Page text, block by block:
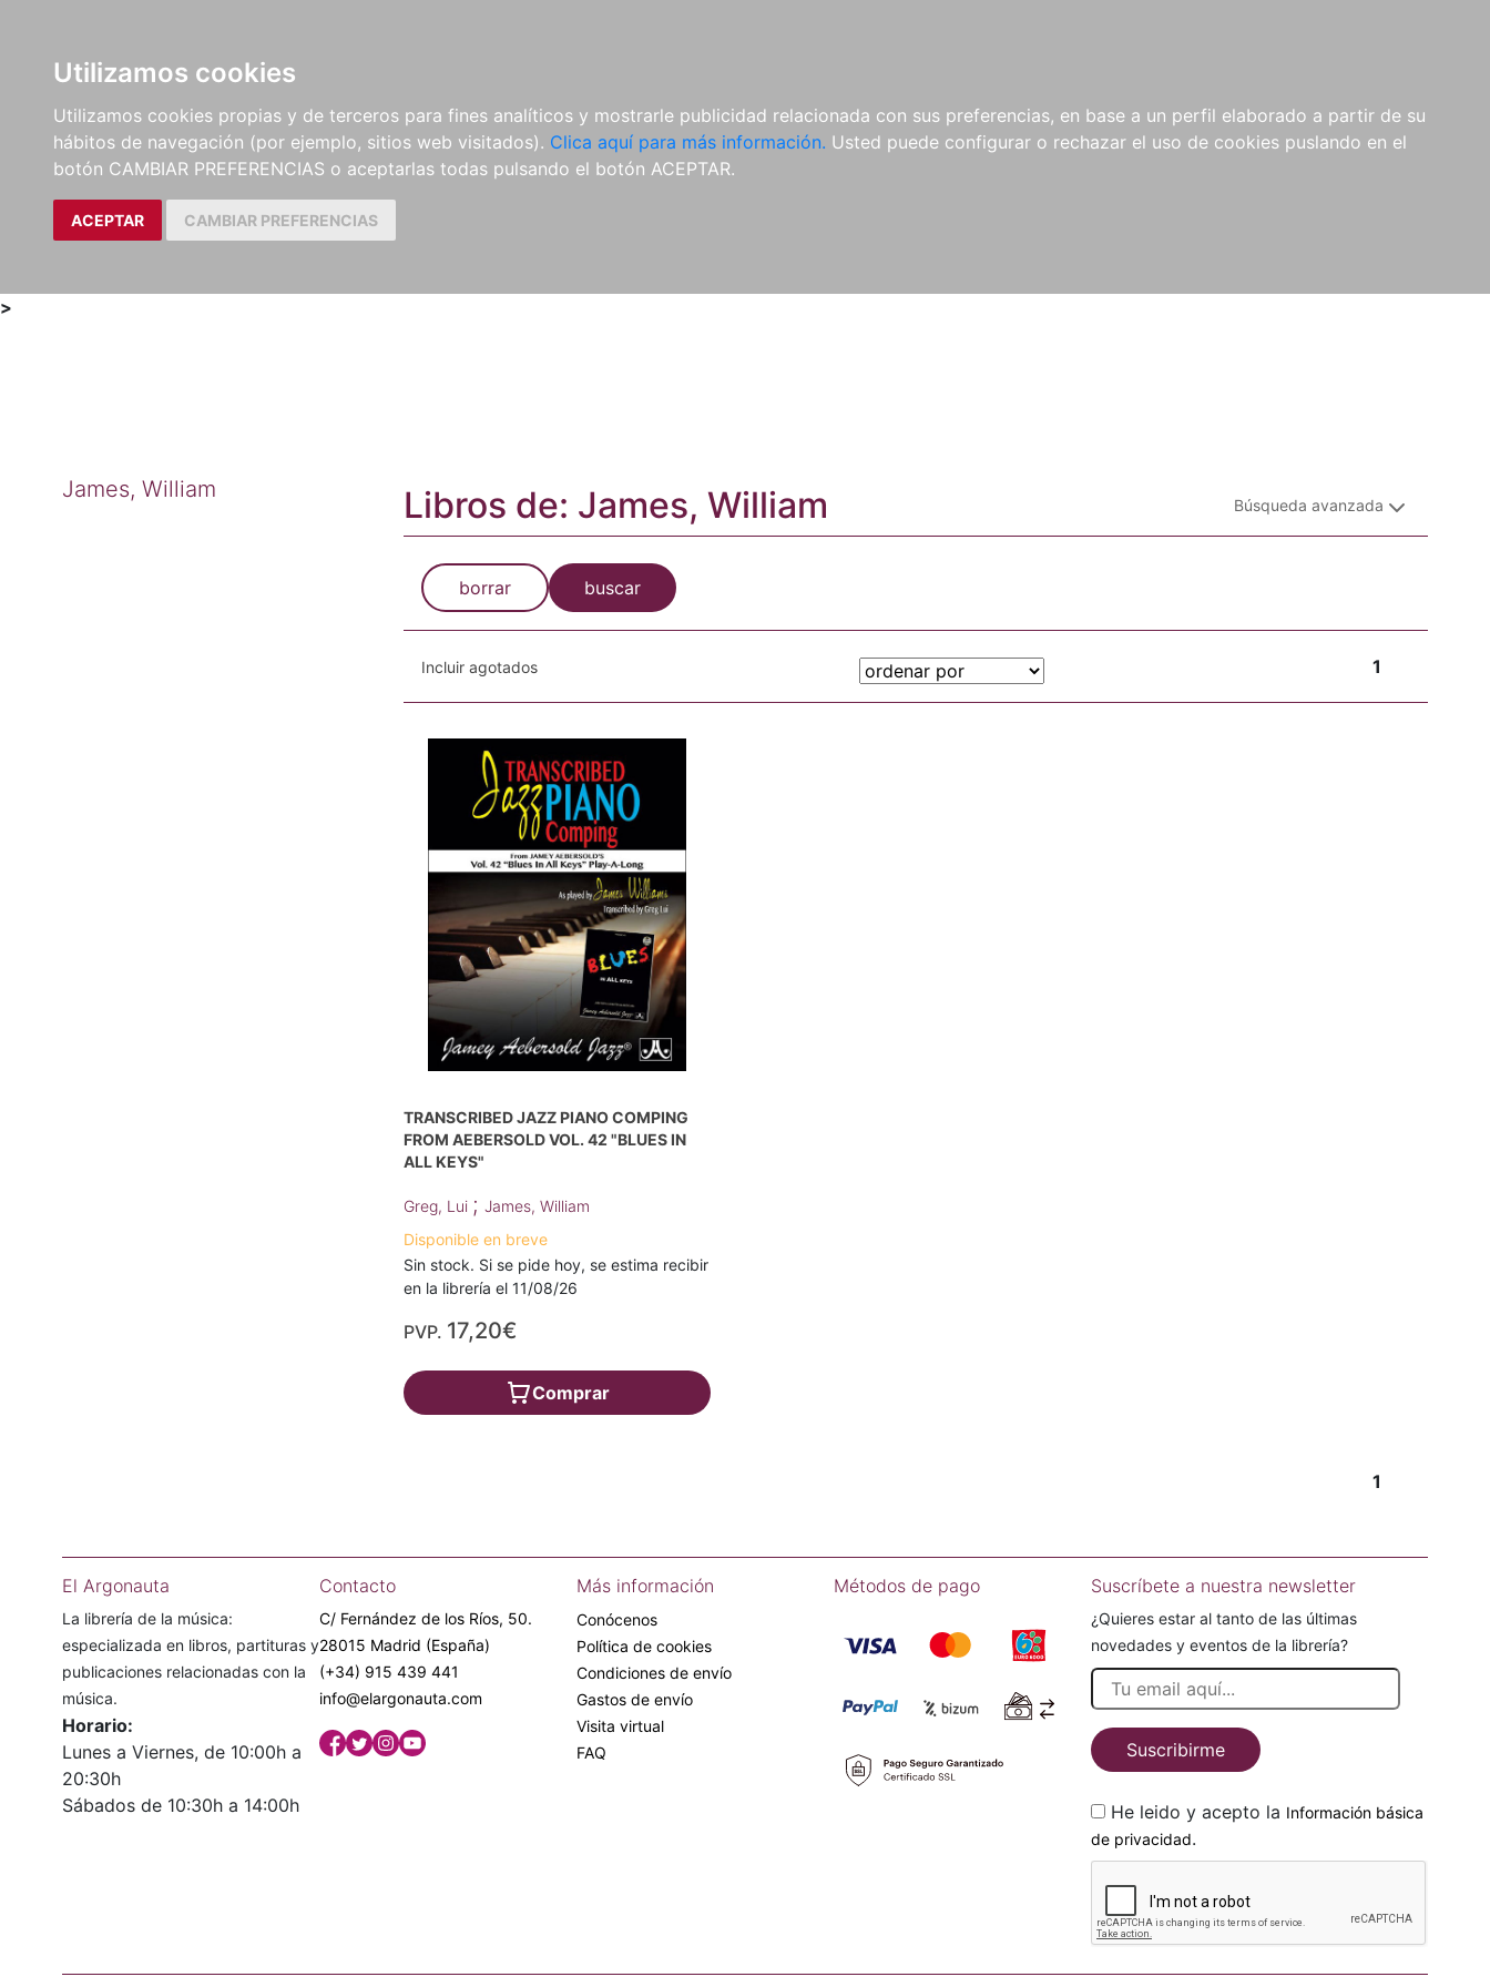
Utilizamos cookies
Utilizamos cookies propias y de terceros para fines analíticos y mostrarle publicidad relacionada con sus preferencias, en base a un perfil elaborado a partir de su
hábitos de navegación (por ejemplo, sitios web visitados). Clica aquí para más información. Usted puede configurar o rechazar el uso de cookies puslando en el
botón CAMBIAR PREFERENCIAS o aceptarlas todas pulsando el botón ACEPTAR.
ACEPTAR CAMBIAR PREFERENCIAS
LIBROS
MÉTODOS Y
EJERCICIOS
PARTITURAS Y EDICIONES
CRÍTICAS
REVISTAS
CDS Y
DVDS
MATERIAL
COMPLEMENTARIO
NOVEDADES NOTICIAS
COMPRAS
INSTITUCIONALES
>
James, William Libros de: James, William Búsqueda avanzada
borrar buscar
Incluir agotados 1
TRANSCRIBED JAZZ PIANO COMPING
FROM AEBERSOLD VOL. 42 "BLUES IN
ALL KEYS"
Greg, Lui ; James, William
Disponible en breve
Sin stock. Si se pide hoy, se estima recibir
en la librería el 11/08/26
PVP. 17,20€
Comprar
1
El Argonauta
La librería de la música:
especializada en libros, partituras y
publicaciones relacionadas con la
música.
Horario:
Lunes a Viernes, de 10:00h a
20:30h
Sábados de 10:30h a 14:00h
Contacto
C/ Fernández de los Ríos, 50.
28015 Madrid (España)
(+34) 915 439 441
info@elargonauta.com
Más información
Conócenos
Política de cookies
Condiciones de envío
Gastos de envío
Visita virtual
FAQ
Métodos de pago Suscríbete a nuestra newsletter
¿Quieres estar al tanto de las últimas
novedades y eventos de la librería?
Suscribirme
He leido y acepto la Información básica
de privacidad.